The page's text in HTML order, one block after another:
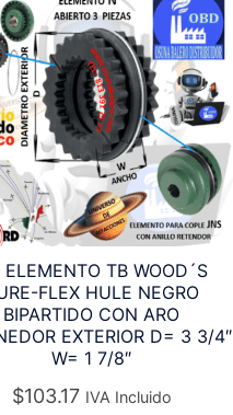
TB WOOD´S
FLEX HULE NEGRO
BIPARTIDO CON ARO
EXTERIOR D= 3 3/4″
W= 1 7/8″
$103.17 IVA Incluido